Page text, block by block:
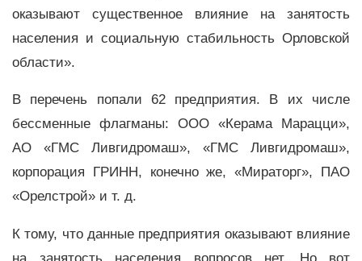
оказывают существенное влияние на занятость
населения и социальную стабильность Орловской
области».
В перечень попали 62 предприятия. В их числе
бессменные флагманы: ООО «Керама Марацци»,
АО «ГМС Ливгидромаш», «ГМС Ливгидромаш»,
корпорация ГРИНН, конечно же, «Мираторг», ПАО
«Орелстрой» и т. д.
К тому, что данные предприятия оказывают влияние